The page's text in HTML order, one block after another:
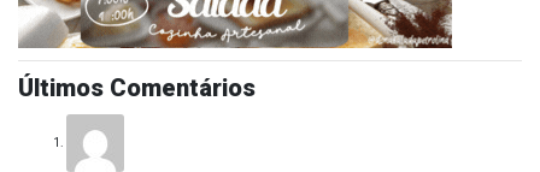
Últimos Comentários